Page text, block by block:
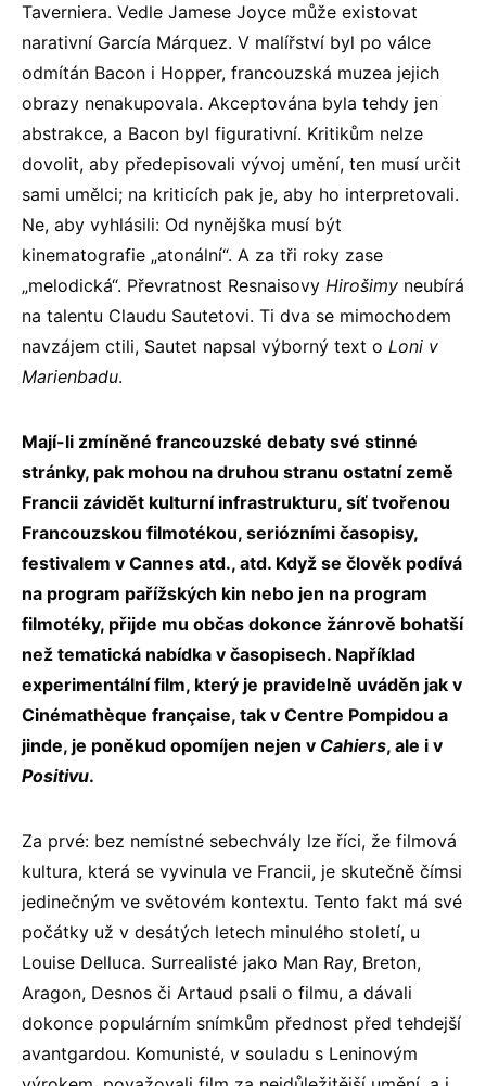
Taverniera. Vedle Jamese Joyce může existovat
narativní García Márquez. V malířství byl po válce
odmítán Bacon i Hopper, francouzská muzea jejich
obrazy nenakupovala. Akceptována byla tehdy jen
abstrakce, a Bacon byl figurativní. Kritikům nelze
dovolit, aby předepisovali vývoj umění, ten musí určit
sami umělci; na kriticích pak je, aby ho interpretovali.
Ne, aby vyhlásili: Od nynějška musí být
kinematografie „atonální“. A za tři roky zase
„melodická“. Převratnost Resnaisovy Hirošimy neubírá
na talentu Claudu Sautetovi. Ti dva se mimochodem
navzájem ctili, Sautet napsal výborný text o Loni v
Marienbadu.
Mají-li zmíněné francouzské debaty své stinné
stránky, pak mohou na druhou stranu ostatní země
Francii závidět kulturní infrastrukturu, síť tvořenou
Francouzskou filmotékou, seriózními časopisy,
festivalem v Cannes atd., atd. Když se člověk podívá
na program pařížských kin nebo jen na program
filmotéky, přijde mu občas dokonce žánrově bohatší
než tematická nabídka v časopisech. Například
experimentální film, který je pravidelně uváděn jak v
Cinémathèque française, tak v Centre Pompidou a
jinde, je poněkud opomíjen nejen v Cahiers, ale i v
Positivu.
Za prvé: bez nemístné sebechvály lze říci, že filmová
kultura, která se vyvinula ve Francii, je skutečně čímsi
jedinečným ve světovém kontextu. Tento fakt má své
počátky už v desátých letech minulého století, u
Louise Delluca. Surrealisté jako Man Ray, Breton,
Aragon, Desnos či Artaud psali o filmu, a dávali
dokonce populárním snímkům přednost před tehdejší
avantgardou. Komunisté, v souladu s Leninovým